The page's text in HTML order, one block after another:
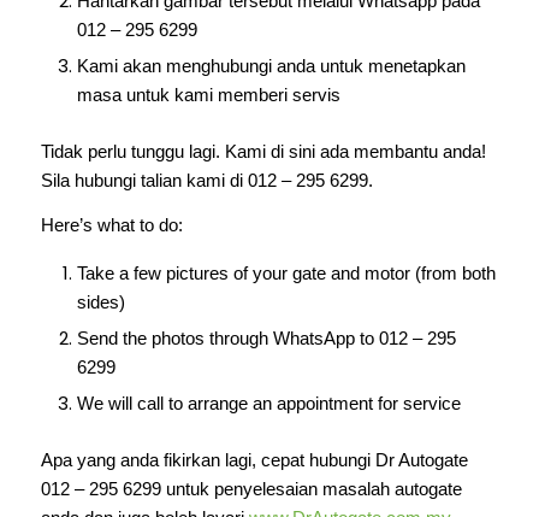
012 – 295 6299
Kami akan menghubungi anda untuk menetapkan
masa untuk kami memberi servis
Tidak perlu tunggu lagi. Kami di sini ada membantu anda!
Sila hubungi talian kami di 012 – 295 6299.
Here’s what to do:
Take a few pictures of your gate and motor (from both
sides)
Send the photos through WhatsApp to 012 – 295
6299
We will call to arrange an appointment for service
Apa yang anda fikirkan lagi, cepat hubungi Dr Autogate
012 – 295 6299 untuk penyelesaian masalah autogate